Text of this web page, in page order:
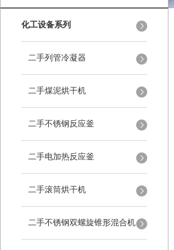
化工设备系列
二手列管冷凝器
二手煤泥烘干机
二手不锈钢反应釜
二手电加热反应釜
二手滚筒烘干机
二手不锈钢双螺旋锥形混合机